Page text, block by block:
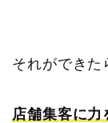
それができた
店舗集客に力